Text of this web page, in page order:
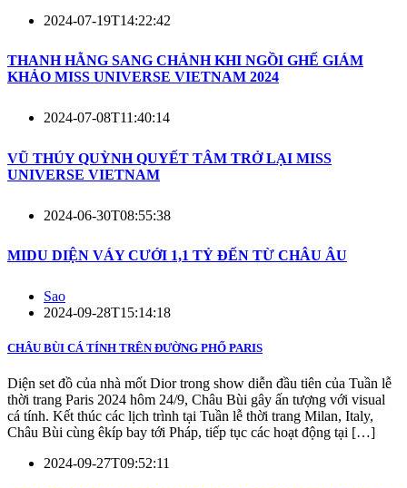
2024-07-19T14:22:42
THANH HẰNG SANG CHẢNH KHI NGỒI GHẾ GIÁM
KHẢO MISS UNIVERSE VIETNAM 2024
2024-07-08T11:40:14
VŨ THÚY QUỲNH QUYẾT TÂM TRỞ LẠI MISS
UNIVERSE VIETNAM
2024-06-30T08:55:38
MIDU DIỆN VÁY CƯỚI 1,1 TỶ ĐẾN TỪ CHÂU ÂU
Sao
2024-09-28T15:14:18
CHÂU BÙI CÁ TÍNH TRÊN ĐƯỜNG PHỐ PARIS
Diện set đồ của nhà mốt Dior trong show diễn đầu tiên của Tuần lễ
thời trang Paris 2024 hôm 24/9, Châu Bùi gây ấn tượng với visual
cá tính. Kết thúc các lịch trình tại Tuần lễ thời trang Milan, Italy,
Châu Bùi cùng êkíp bay tới Pháp, tiếp tục các hoạt động tại […]
2024-09-27T09:52:11